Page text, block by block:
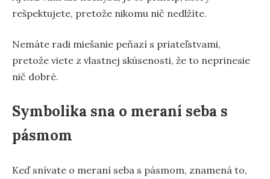
rešpektujete, pretože nikomu nič nedlžíte.
Nemáte radi miešanie peňazí s priateľstvami,
pretože viete z vlastnej skúsenosti, že to neprinesie
nič dobré.
Symbolika sna o meraní seba s
pásmom
Keď snívate o meraní seba s pásmom, znamená to,